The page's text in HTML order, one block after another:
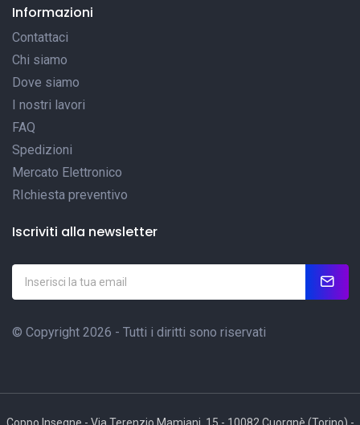
Informazioni
Contattaci
Chi siamo
Dove siamo
I nostri lavori
FAQ
Spedizioni
Mercato Elettronico
RIchiesta preventivo
Iscriviti alla newsletter
© Copyright 2026 - Tutti i diritti sono riservati